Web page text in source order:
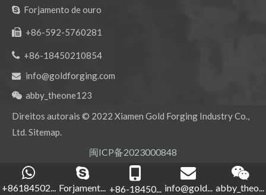
+86184502... Forjament... +86-18450... info@gold... abby_theo...
 Forjamento de ouro
 +86-592-5760281
 +86-18450210854
 info@goldforging.com
 abby_theone123
Direitos autorais © 2022 Xiamen Gold Forging Industry Co.,
Ltd.Sitemap.
闽ICP备2023000848